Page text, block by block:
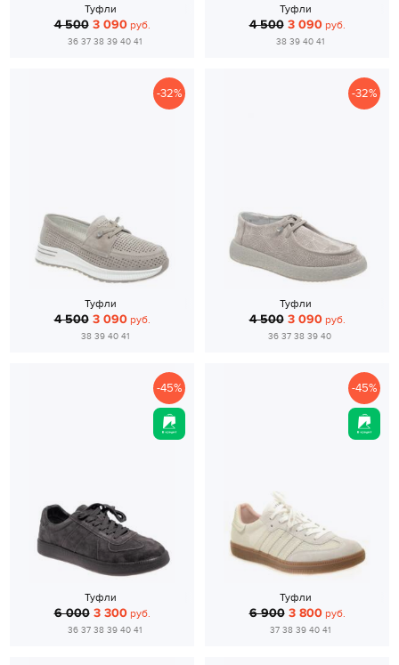
Туфли
4 500 3 090руб.
36 37 38 39 40 41
Туфли
4 500 3 090руб.
38 39 40 41
-32%
Туфли
4 500 3 090руб.
38 39 40 41
-32%
Туфли
4 500 3 090руб.
36 37 38 39 40
-45%
Туфли
6 000 3 300руб.
36 37 38 39 40 41
-45%
Туфли
6 900 3 800руб.
37 38 39 40 41